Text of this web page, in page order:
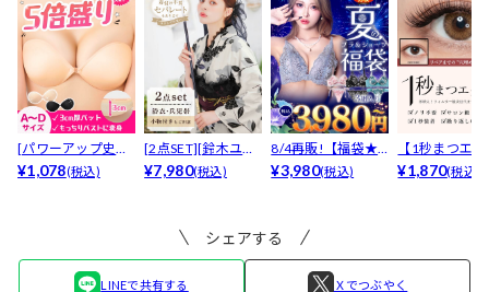
[パワーアップ史上
最強5倍盛りアップ
¥1,078(税込)
[2点SET][鈴木ユリ
ア(baby)...
¥7,980(税込)
8/4再販!【福袋★
ブラセット3点
¥3,980(税込)
【1秒まつエ
リュームタイ
¥1,870(税込)
シェアする
LINEで共有する Ｘでつぶやく